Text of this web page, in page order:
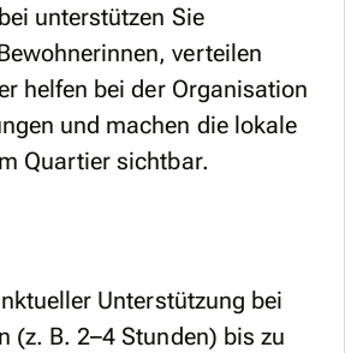
unterstützen Sie
verteilen
helfen bei der Organisation
und machen die lokale
Quartier sichtbar.
Unterstützung bei
(z. B. 2–4 Stunden) bis zu